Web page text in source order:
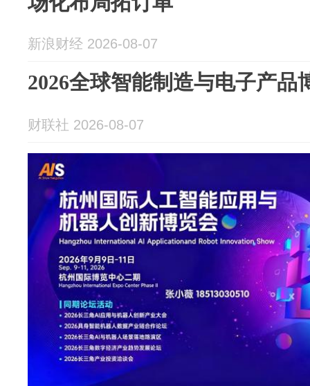
新浪财经 2026-08-07
2026全球智能制造与电子产品
财联社 2026-08-07